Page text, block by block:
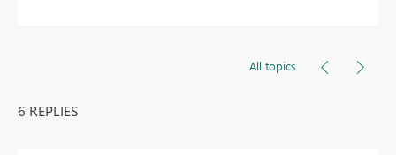
All topics
6 REPLIES